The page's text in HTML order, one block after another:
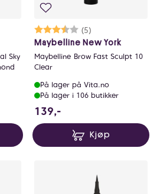
Sky
Karakter:
(5)
3.6 av 5 mulige
Maybelline New York
Maybelline Brow Fast Sculpt 10
Clear
På lager på Vita.no
På lager i 106 butikker
139,-
Kjøp